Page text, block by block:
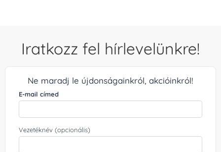
Iratkozz fel hírlevelünkre!
Ne maradj le újdonságainkról, akcióinkról!
E-mail címed
Vezetéknév (opcionális)